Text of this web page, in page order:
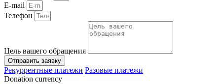
E-mail
Телефон
Цель вашего обращения
Отправить заявку
Рекуррентные платежи Разовые платежи
Donation currency